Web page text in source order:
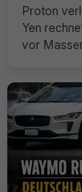
Proton
Yen
vor